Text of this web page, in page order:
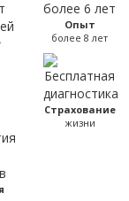
Опыт
более 8 лет
Страхование
жизни